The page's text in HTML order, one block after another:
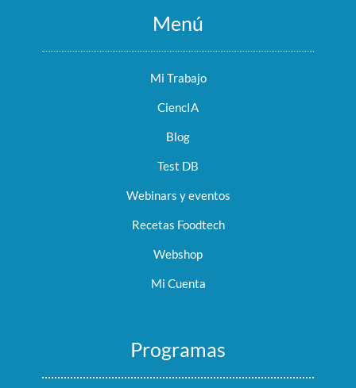
Menú
Mi Trabajo
CiencIA
Blog
Test DB
Webinars y eventos
Recetas Foodtech
Webshop
Mi Cuenta
Programas